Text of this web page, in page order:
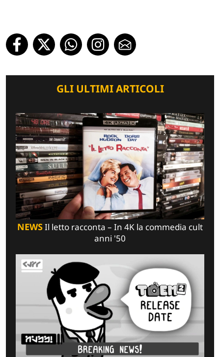
GLI ULTIMI ARTICOLI
NEWSIl letto racconta – In 4K la commedia cult
anni '50